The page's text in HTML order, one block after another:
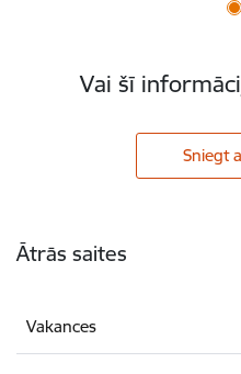
Vai šī
Sniegt
Ātrās saites
Vakances